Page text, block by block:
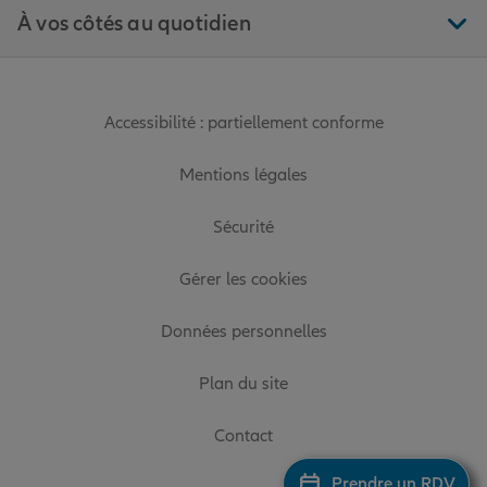
À vos côtés au quotidien
Accessibilité : partiellement conforme
Mentions légales
Sécurité
Gérer les cookies
Données personnelles
Plan du site
Contact